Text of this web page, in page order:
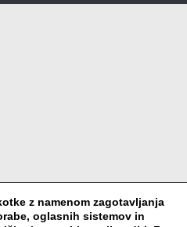
z namenom zagotavljanja
oglasnih sistemov in